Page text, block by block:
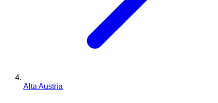
Alta Austria